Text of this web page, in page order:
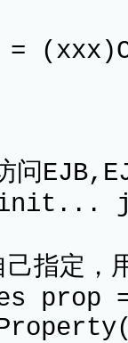
的
，用
=